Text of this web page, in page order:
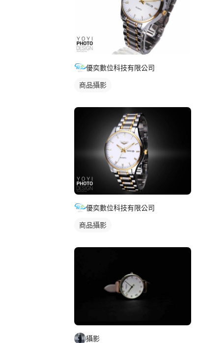
優奕數位科技有限公司
商品攝影
優奕數位科技有限公司
商品攝影
攝影